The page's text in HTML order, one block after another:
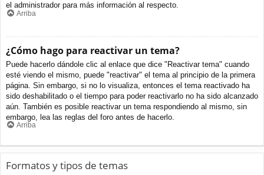
el administrador para más información al respecto.
Arriba
¿Cómo hago para reactivar un tema?
Puede hacerlo dándole clic al enlace que dice "Reactivar tema" cuando
esté viendo el mismo, puede "reactivar" el tema al principio de la primera
página. Sin embargo, si no lo visualiza, entonces el tema reactivado ha
sido deshabilitado o el tiempo para poder reactivarlo no ha sido alcanzado
aún. También es posible reactivar un tema respondiendo al mismo, sin
embargo, lea las reglas del foro antes de hacerlo.
Arriba
Formatos y tipos de temas